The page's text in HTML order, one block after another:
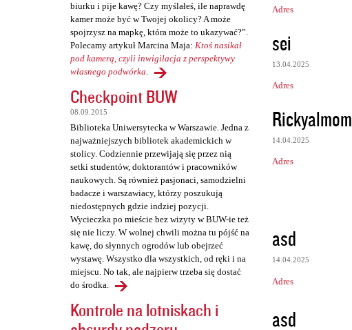
biurku i pije kawę? Czy myślałeś, ile naprawdę
kamer może być w Twojej okolicy? A może
spojrzysz na mapkę, która może to ukazywać?”.
Polecamy artykuł Marcina Maja: Ktoś nasikał
pod kamerą, czyli inwigilacja z perspektywy
własnego podwórka.
Checkpoint BUW
08.09.2015
Biblioteka Uniwersytecka w Warszawie. Jedna z
najważniejszych bibliotek akademickich w
stolicy. Codziennie przewijają się przez nią
setki studentów, doktorantów i pracowników
naukowych. Są również pasjonaci, samodzielni
badacze i warszawiacy, którzy poszukują
niedostępnych gdzie indziej pozycji.
Wycieczka po mieście bez wizyty w BUW-ie też
się nie liczy. W wolnej chwili można tu pójść na
kawę, do słynnych ogrodów lub obejrzeć
wystawę. Wszystko dla wszystkich, od ręki i na
miejscu. No tak, ale najpierw trzeba się dostać
do środka.
Kontrole na lotniskach i
r
z
e
Adres
sei
13.04.2025
Adres
Rickyalmom
14.04.2025
Adres
asd
14.04.2025
Adres
asd